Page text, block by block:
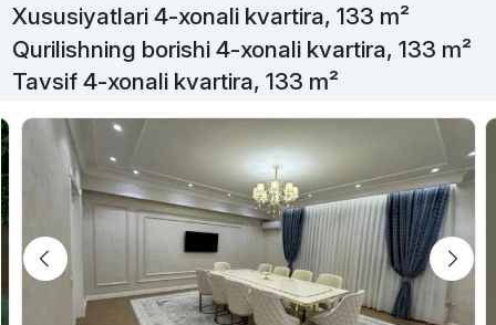
Xususiyatlari 4-xonali kvartira, 133 m²
Qurilishning borishi 4-xonali kvartira, 133 m²
Tavsif 4-xonali kvartira, 133 m²